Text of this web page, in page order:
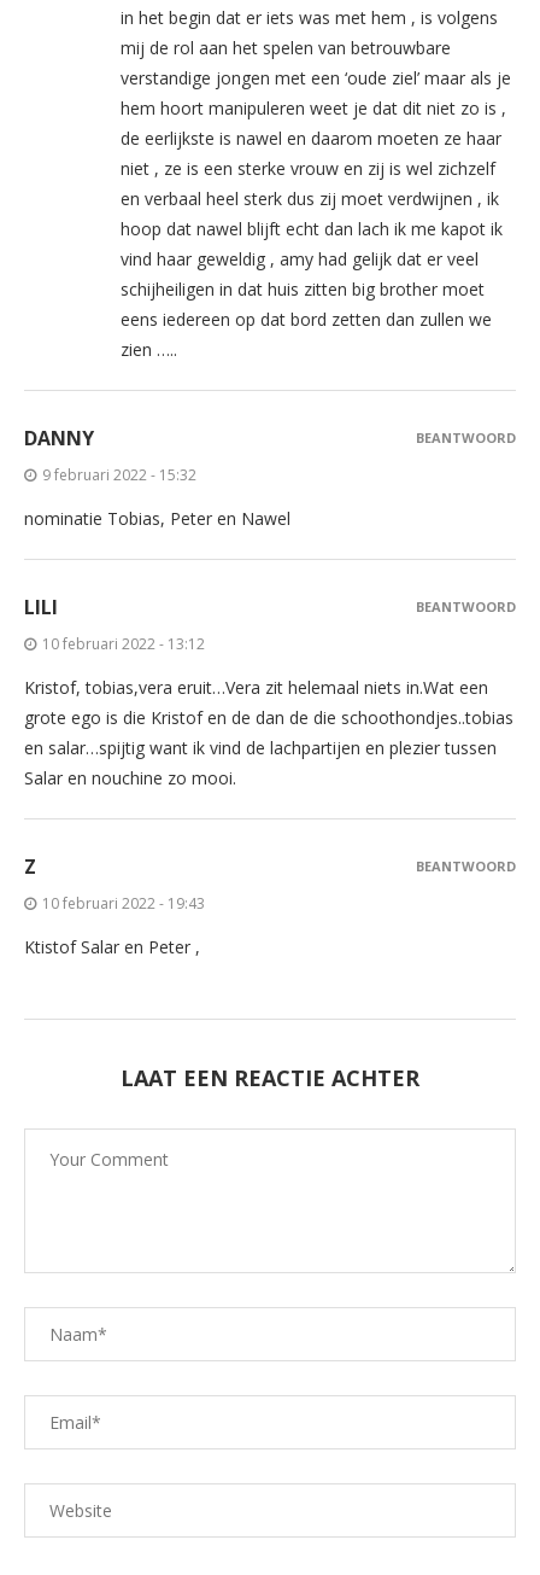
in het begin dat er iets was met hem , is volgens
mij de rol aan het spelen van betrouwbare
verstandige jongen met een ‘oude ziel’ maar als je
hem hoort manipuleren weet je dat dit niet zo is ,
de eerlijkste is nawel en daarom moeten ze haar
niet , ze is een sterke vrouw en zij is wel zichzelf
en verbaal heel sterk dus zij moet verdwijnen , ik
hoop dat nawel blijft echt dan lach ik me kapot ik
vind haar geweldig , amy had gelijk dat er veel
schijheiligen in dat huis zitten big brother moet
eens iedereen op dat bord zetten dan zullen we
zien …..
DANNY
9 februari 2022 - 15:32
nominatie Tobias, Peter en Nawel
BEANTWOORD
LILI
10 februari 2022 - 13:12
Kristof, tobias,vera eruit…Vera zit helemaal niets in.Wat een
grote ego is die Kristof en de dan de die schoothondjes..tobias
en salar…spijtig want ik vind de lachpartijen en plezier tussen
Salar en nouchine zo mooi.
BEANTWOORD
Z
10 februari 2022 - 19:43
Ktistof Salar en Peter ,
BEANTWOORD
LAAT EEN REACTIE ACHTER